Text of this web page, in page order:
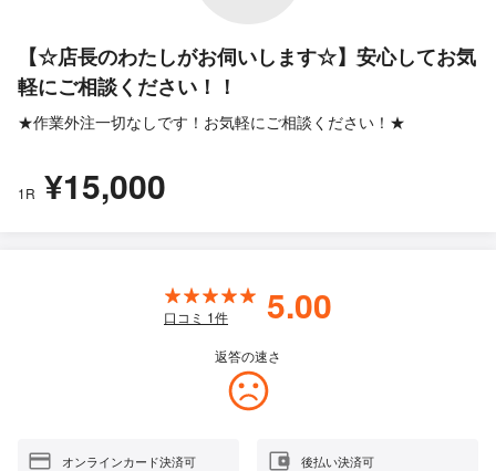
【☆店長のわたしがお伺いします☆】安心してお気
軽にご相談ください！！
★作業外注一切なしです！お気軽にご相談ください！★
1R ¥15,000
口コミ 1件 5.00
返答の速さ
オンラインカード決済可 後払い決済可